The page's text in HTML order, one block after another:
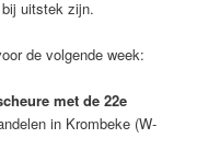
uitstek zijn.
de volgende week:
met de 22e
in Krombeke (W-